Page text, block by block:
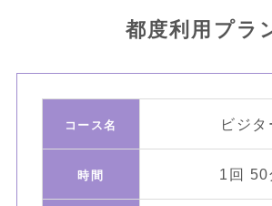
都度利用プラ
コース名 ビジタ
時間 1回 50